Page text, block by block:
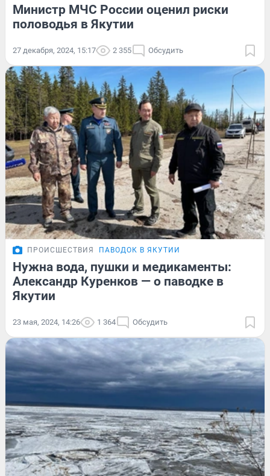
Министр МЧС России оценил риски
половодья в Якутии
27 декабря, 2024, 15:17 2 355 Обсудить
ПРОИСШЕСТВИЯ ПАВОДОК В ЯКУТИИ
Нужна вода, пушки и медикаменты:
Александр Куренков — о паводке в
Якутии
23 мая, 2024, 14:26 1 364 Обсудить